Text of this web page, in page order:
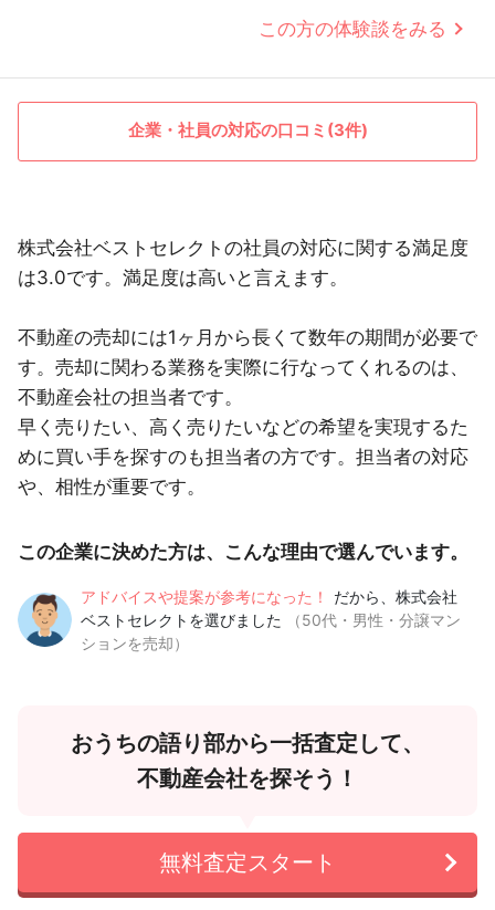
この方の体験談をみる
企業・社員の対応の口コミ(3件)
株式会社ベストセレクトの社員の対応に関する満足度
は3.0です。満足度は高いと言えます。
不動産の売却には1ヶ月から長くて数年の期間が必要で
す。売却に関わる業務を実際に行なってくれるのは、
不動産会社の担当者です。
早く売りたい、高く売りたいなどの希望を実現するた
めに買い手を探すのも担当者の方です。担当者の対応
や、相性が重要です。
この企業に決めた方は、こんな理由で選んでいます。
アドバイスや提案が参考になった！
だから、株式会社
ベストセレクトを選びました
（50代・男性・分譲マン
ションを売却）
おうちの語り部から一括査定して、
不動産会社を探そう！
無料査定スタート